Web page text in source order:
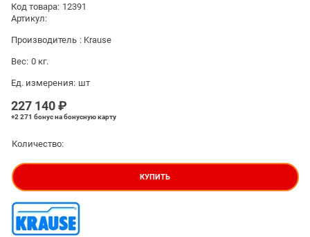
Код товара: 12391
Артикул:
Производитель : Krause
Вес: 0 кг.
Ед. измерения: шт
227 140 ₽
+2 271 бонусна бонусную карту
Количество:
КУПИТЬ